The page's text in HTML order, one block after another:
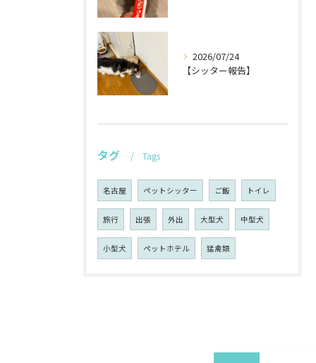
2026/07/24
【シッター報告】
タグ Tags
名古屋 ペットシッター ご飯 トイレ
旅行 出張 外出 大型犬 中型犬
小型犬 ペットホテル 猛禽類